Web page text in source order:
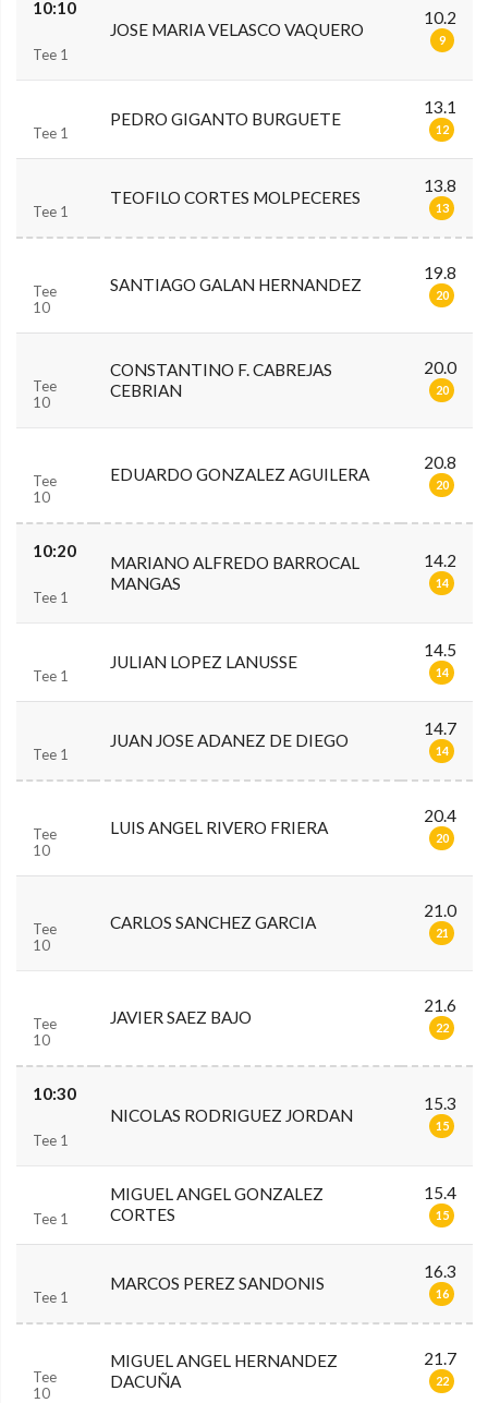
10:10
Tee 1
JOSE MARIA VELASCO VAQUERO
10.2
9
Tee 1
PEDRO GIGANTO BURGUETE
13.1
12
Tee 1
TEOFILO CORTES MOLPECERES
13.8
13
Tee
10
SANTIAGO GALAN HERNANDEZ
19.8
20
Tee
10
CONSTANTINO F. CABREJAS
CEBRIAN
20.0
20
Tee
10
EDUARDO GONZALEZ AGUILERA
20.8
20
10:20
Tee 1
MARIANO ALFREDO BARROCAL
MANGAS
14.2
14
Tee 1
JULIAN LOPEZ LANUSSE
14.5
14
Tee 1
JUAN JOSE ADANEZ DE DIEGO
14.7
14
Tee
10
LUIS ANGEL RIVERO FRIERA
20.4
20
Tee
10
CARLOS SANCHEZ GARCIA
21.0
21
Tee
10
JAVIER SAEZ BAJO
21.6
22
10:30
Tee 1
NICOLAS RODRIGUEZ JORDAN
15.3
15
Tee 1
MIGUEL ANGEL GONZALEZ
CORTES
15.4
15
Tee 1
MARCOS PEREZ SANDONIS
16.3
16
Tee
10
MIGUEL ANGEL HERNANDEZ
DACUÑA
21.7
22